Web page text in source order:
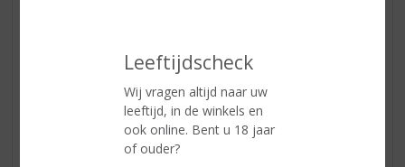
Leeftijdscheck
Wij vragen altijd naar uw
leeftijd, in de winkels en
ook online. Bent u 18 jaar
of ouder?
grote favoriet! Top!